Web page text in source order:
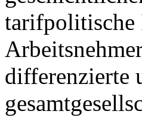
tarifpolitische
differenzierte